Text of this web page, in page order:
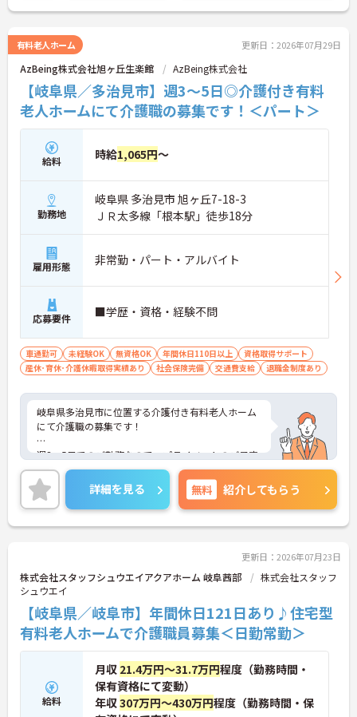
さい。
有料老人ホーム 更新日：2026年07月29日
AzBeing株式会社旭ヶ丘生楽館 AzBeing株式会社
【岐阜県／多治見市】週3～5日◎介護付き有料
老人ホームにて介護職の募集です！＜パート＞
給料 時給1,065円～
勤務地
岐阜県 多治見市 旭ヶ丘7-18-3
ＪＲ太多線「根本駅」徒歩18分
雇用形態 非常勤・パート・アルバイト
応募要件 ■学歴・資格・経験不問
車通勤可 未経験OK 無資格OK 年間休日110日以上
資格取得サポート
産休･育休･介護休暇取得実績あり
社会保険完備 交通費支給 退職金制度あり
岐阜県多治見市に位置する介護付き有料老人ホーム
にて介護職の募集です！
週3～5日でのご勤務なので、プライベートのご予定
も大切にしながらご就業いただけます。
ご興味ある方には、面接対策ポイントなど、さらに
詳細をお話しいたしますのでお気軽にご相談くださ
い！
詳細を見る 無料 紹介してもらう
更新日：2026年07月23日
株式会社スタッフシュウエイアクアホーム 岐阜茜部
株式会社スタッフ
シュウエイ
【岐阜県／岐阜市】年間休日121日あり♪住宅型
有料老人ホームで介護職員募集＜日勤常勤＞
給料
月収 21.4万円～31.7万円程度（勤務時間・
保有資格にて変動）
年収307万円～430万円程度（勤務時間・保